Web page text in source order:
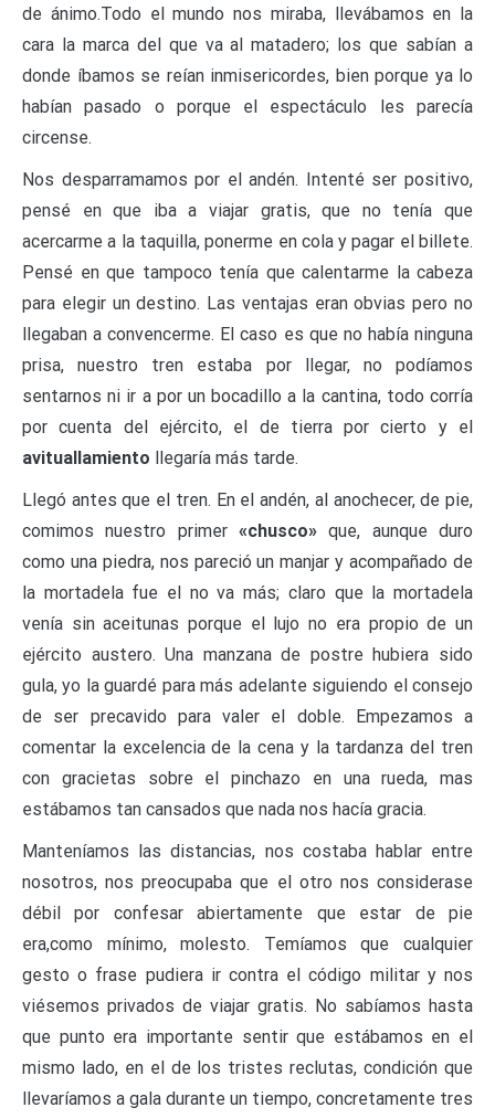
de ánimo.Todo el mundo nos miraba, llevábamos en la
cara la marca del que va al matadero; los que sabían a
donde íbamos se reían inmisericordes, bien porque ya lo
habían pasado o porque el espectáculo les parecía
circense.
Nos desparramamos por el andén. Intenté ser positivo,
pensé en que iba a viajar gratis, que no tenía que
acercarme a la taquilla, ponerme en cola y pagar el billete.
Pensé en que tampoco tenía que calentarme la cabeza
para elegir un destino. Las ventajas eran obvias pero no
llegaban a convencerme. El caso es que no había ninguna
prisa, nuestro tren estaba por llegar, no podíamos
sentarnos ni ir a por un bocadillo a la cantina, todo corría
por cuenta del ejército, el de tierra por cierto y el
avituallamiento llegaría más tarde.
Llegó antes que el tren. En el andén, al anochecer, de pie,
comimos nuestro primer «chusco» que, aunque duro
como una piedra, nos pareció un manjar y acompañado de
la mortadela fue el no va más; claro que la mortadela
venía sin aceitunas porque el lujo no era propio de un
ejército austero. Una manzana de postre hubiera sido
gula, yo la guardé para más adelante siguiendo el consejo
de ser precavido para valer el doble. Empezamos a
comentar la excelencia de la cena y la tardanza del tren
con gracietas sobre el pinchazo en una rueda, mas
estábamos tan cansados que nada nos hacía gracia.
Manteníamos las distancias, nos costaba hablar entre
nosotros, nos preocupaba que el otro nos considerase
débil por confesar abiertamente que estar de pie
era,como mínimo, molesto. Temíamos que cualquier
gesto o frase pudiera ir contra el código militar y nos
viésemos privados de viajar gratis. No sabíamos hasta
que punto era importante sentir que estábamos en el
mismo lado, en el de los tristes reclutas, condición que
llevaríamos a gala durante un tiempo, concretamente tres